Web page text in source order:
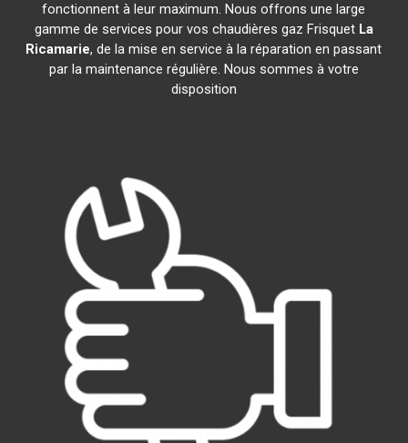
fonctionnent à leur maximum. Nous offrons une large
gamme de services pour vos chaudières gaz Frisquet La
Ricamarie, de la mise en service à la réparation en passant
par la maintenance régulière. Nous sommes à votre
disposition